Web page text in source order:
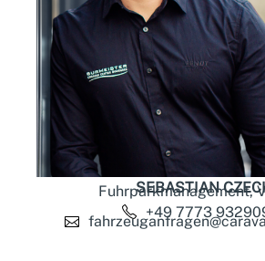
SEBASTIAN
Fuhrparkmanagement,
+49 7773